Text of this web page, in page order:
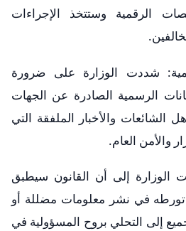
الرقمية وستتخذ الإجراءات
شددت الوزارة على ضرورة
الرسمية الصادرة عن الجهات
الشائعات والأخبار الملفقة التي
والأمن العام.
الوزارة إلى أن القانون سيطبق
في نشر معلومات مضللة أو
إلى التحلي بروح المسؤولية في